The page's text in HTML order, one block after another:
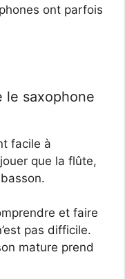
ont parfois
le saxophone
facile à
que la flûte,
et faire
pas difficile.
mature prend